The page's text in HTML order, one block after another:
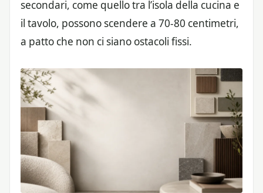
secondari, come quello tra l’isola della cucina e
il tavolo, possono scendere a 70-80 centimetri,
a patto che non ci siano ostacoli fissi.